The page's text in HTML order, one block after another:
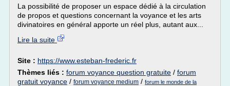
La possibilité de proposer un espace dédié à la circulation
de propos et questions concernant la voyance et les arts
divinatoires en général apporte un réel plus, autant aux...
Lire la suite
Site : https://www.esteban-frederic.fr
Thèmes liés : forum voyance question gratuite / forum
gratuit voyance / forum voyance medium / forum le monde de la